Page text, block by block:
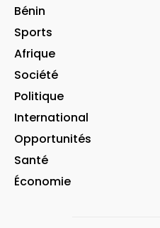
Bénin
Sports
Afrique
Société
Politique
International
Opportunités
Santé
Économie